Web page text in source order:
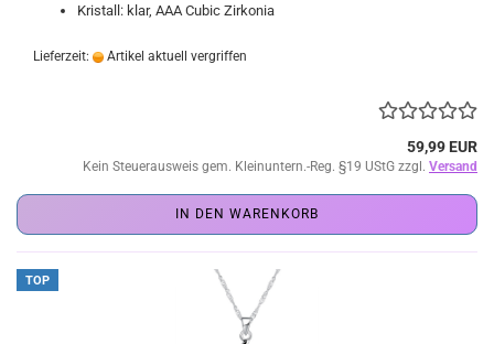
Kristall: klar, AAA Cubic Zirkonia
Lieferzeit: Artikel aktuell vergriffen
59,99 EUR
Kein Steuerausweis gem. Kleinuntern.-Reg. §19 UStG zzgl. Versand
IN DEN WARENKORB
TOP